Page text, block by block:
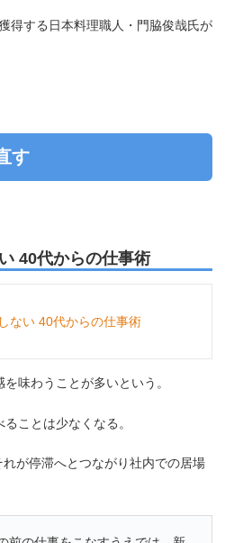
得する日本料理職人・門脇俊哉氏が
す
40代からの仕事術
ない 40代からの仕事術
味わうことが多いという。
ことは少なくなる。
が停滞へとつながり社内での居場